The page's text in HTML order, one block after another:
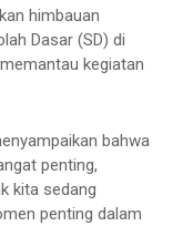
himbauan
Dasar (SD) di
kegiatan
bahwa
penting,
kita sedang
penting dalam